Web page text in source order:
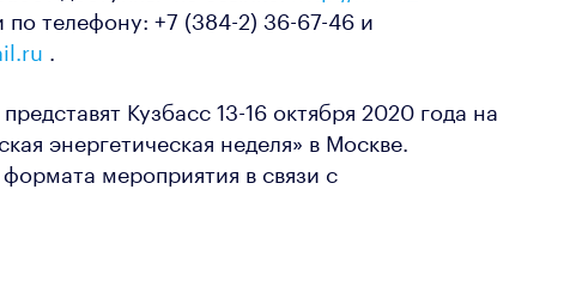
по телефону: +7 (384-2) 36-67-46 и
Кузбасс 13-16 октября 2020 года на
энергетическая неделя» в Москве.
мероприятия в связи с